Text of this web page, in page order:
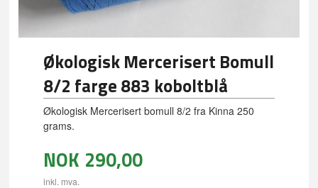
Økologisk Mercerisert Bomull
8/2 farge 883 koboltblå
Økologisk Mercerisert bomull 8/2 fra Kinna 250
grams.
NOK 290,00
inkl. mva.